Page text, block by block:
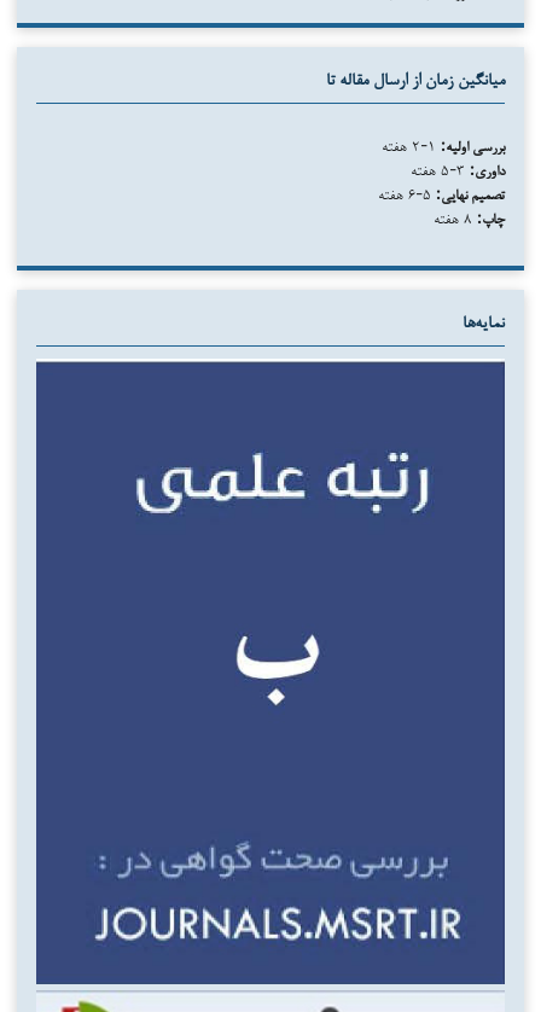
میانگین زمان از ارسال مقاله تا
بررسی اولیه:
داوری:
تصمیم نهایی:
چاپ:
نمایه‌ها